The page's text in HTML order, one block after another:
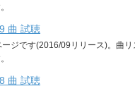
曲 試聴
ジです(2016/09リリース)。曲
曲 試聴